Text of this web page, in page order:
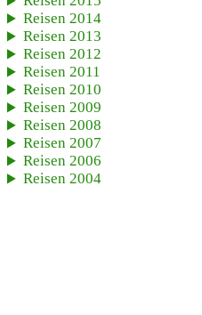
Reisen 2014
Reisen 2013
Reisen 2012
Reisen 2011
Reisen 2010
Reisen 2009
Reisen 2008
Reisen 2007
Reisen 2006
Reisen 2004